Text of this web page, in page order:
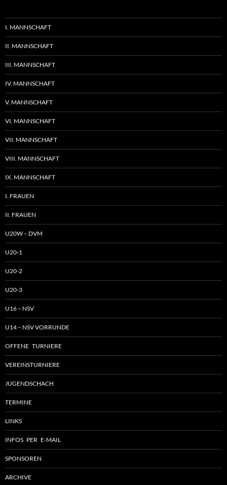
I. MANNSCHAFT
II. MANNSCHAFT
III. MANNSCHAFT
IV. MANNSCHAFT
V. MANNSCHAFT
VI. MANNSCHAFT
VII. MANNSCHAFT
VIII. MANNSCHAFT
IX. MANNSCHAFT
I. FRAUEN
II. FRAUEN
U20W – DVM
U20-1
U20-2
U20-3
U16 – NSV
U14 – NSV VORRUNDE
OFFENE TURNIERE
VEREINSTURNIERE
JUGENDSCHACH
TERMINE
LINKS
INFOS PER E-MAIL
SPONSOREN
ARCHIVE